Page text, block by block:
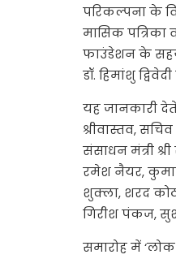
परिकल्पना के
मासिक पत्रिका
फाउंडेशन के
डॉ. हिमांशु
यह जानकारी
श्रीवास्तव,
संसाधन मंत्री
रमेश नैयर, कुमार
शुक्ला, शरद
गिरीश पंकज,
समारोह में